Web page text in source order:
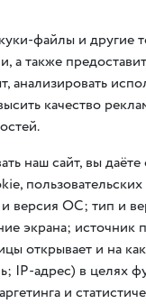
и события —
файлы и другие
а также
анализировать
качество
наш сайт, вы даёте
версия ОС; тип и
экрана;
открывает и на
IP-адрес) в целях
и